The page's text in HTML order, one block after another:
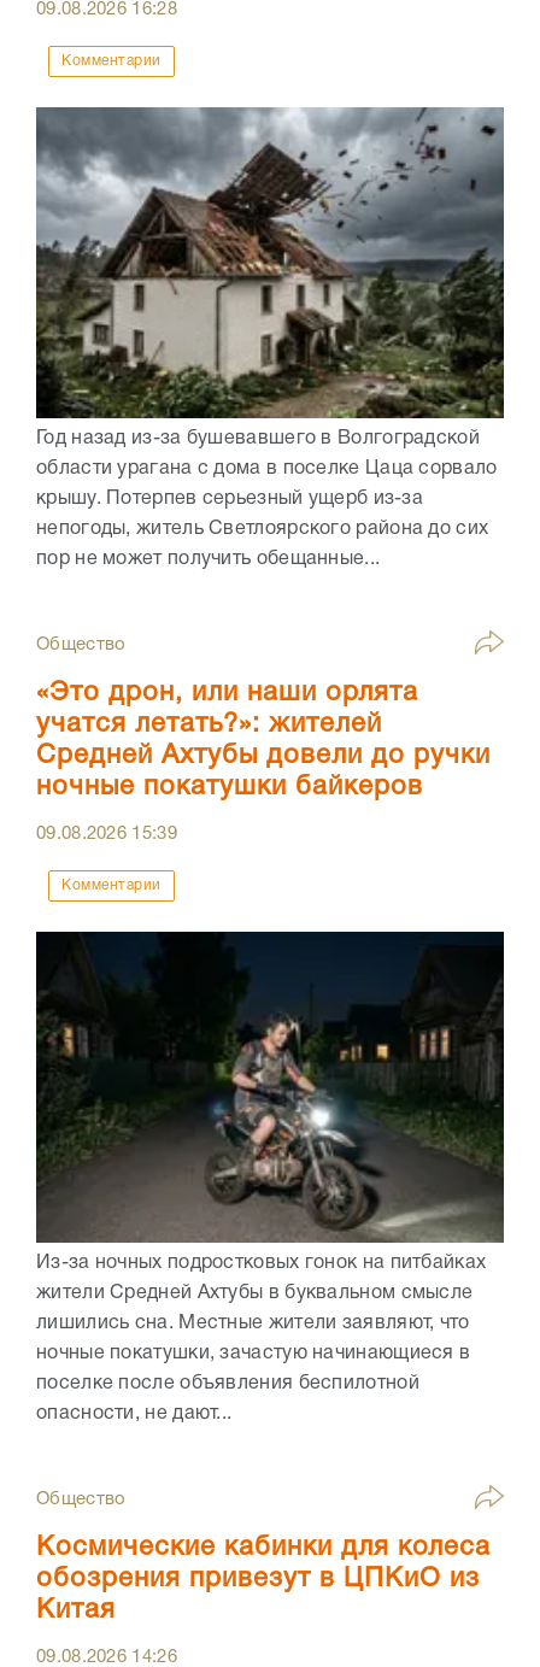
09.08.2026 16:28
Комментарии
Год назад из-за бушевавшего в Волгоградской
области урагана с дома в поселке Цаца сорвало
крышу. Потерпев серьезный ущерб из-за
непогоды, житель Светлоярского района до сих
пор не может получить обещанные...
Общество
«Это дрон, или наши орлята
учатся летать?»: жителей
Средней Ахтубы довели до ручки
ночные покатушки байкеров
09.08.2026 15:39
Комментарии
Из-за ночных подростковых гонок на питбайках
жители Средней Ахтубы в буквальном смысле
лишились сна. Местные жители заявляют, что
ночные покатушки, зачастую начинающиеся в
поселке после объявления беспилотной
опасности, не дают...
Общество
Космические кабинки для колеса
обозрения привезут в ЦПКиО из
Китая
09.08.2026 14:26